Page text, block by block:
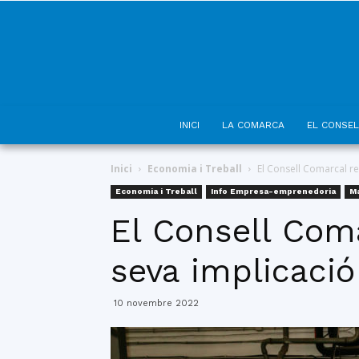
INICI LA COMARCA EL
Inici Economia i Treball El Consell Comarcal
Economia i Treball Info Empresa-emprenedoria
El Consell
seva
10 novembre 2022